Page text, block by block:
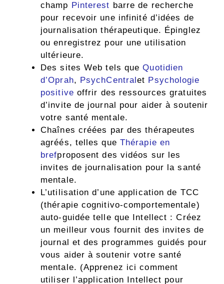
champ Pinterest barre de recherche
pour recevoir une infinité d’idées de
journalisation thérapeutique. Épinglez
ou enregistrez pour une utilisation
ultérieure.
Des sites Web tels queQuotidien
d’Oprah, PsychCentralet Psychologie
positive offrir des ressources gratuites
d’invite de journal pour aider à soutenir
votre santé mentale.
Chaînes créées par des thérapeutes
agréés, telles que Thérapie en
brefproposent des vidéos sur les
invites de journalisation pour la santé
mentale.
L’utilisation d’une application de TCC
(thérapie cognitivo-comportementale)
auto-guidée telle que Intellect : Créez
un meilleur vous fournit des invites de
journal et des programmes guidés pour
vous aider à soutenir votre santé
mentale. (Apprenez ici comment
utiliser l’application Intellect pour